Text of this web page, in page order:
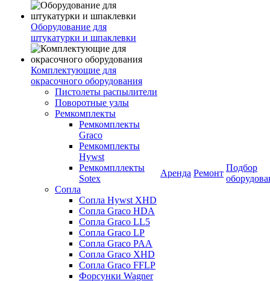
Оборудование для
штукатурки и шпаклевки
Комплектующие для
окрасочного оборудования
Пистолеты распылители
Поворотные узлы
Ремкомплекты
Ремкомплекты
Graco
Ремкомплекты
Hywst
Ремкомпллекты
Sotex
Сопла
Сопла Hywst XHD
Сопла Graco HDA
Сопла Graco LL5
Сопла Graco LP
Сопла Graco PAA
Сопла Graco XHD
Сопла Graco FFLP
Форсунки Wagner
Аренда Ремонт
Подбор